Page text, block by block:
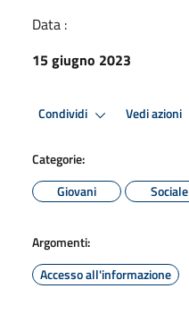
Data :
15 giugno 2023
Condividi Vedi azioni
Categorie:
Giovani
Sociale
Argomenti:
Accesso all'informazione